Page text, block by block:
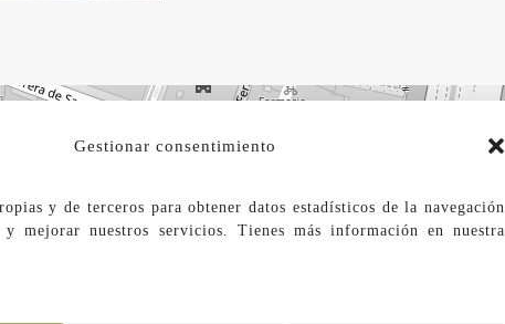
Gestionar consentimiento
y de terceros para obtener datos estadísticos de la navegación
y mejorar nuestros servicios. Tienes más información en
nuestra